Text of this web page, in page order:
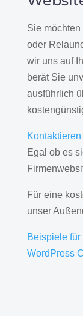
Sie
oder
wir uns auf
berät Sie
ausführlich
Kontaktieren
Egal ob es
Für eine
unser
Beispiele
WordPress